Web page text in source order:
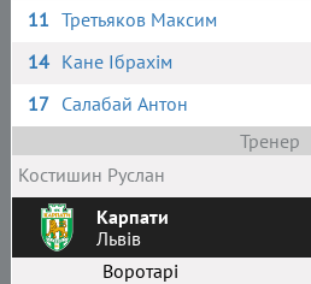
11 Третьяков Максим
14 Кане Ібрахім
17 Салабай Антон
Тренер
Костишин Руслан
Карпати
Львів
Воротарі